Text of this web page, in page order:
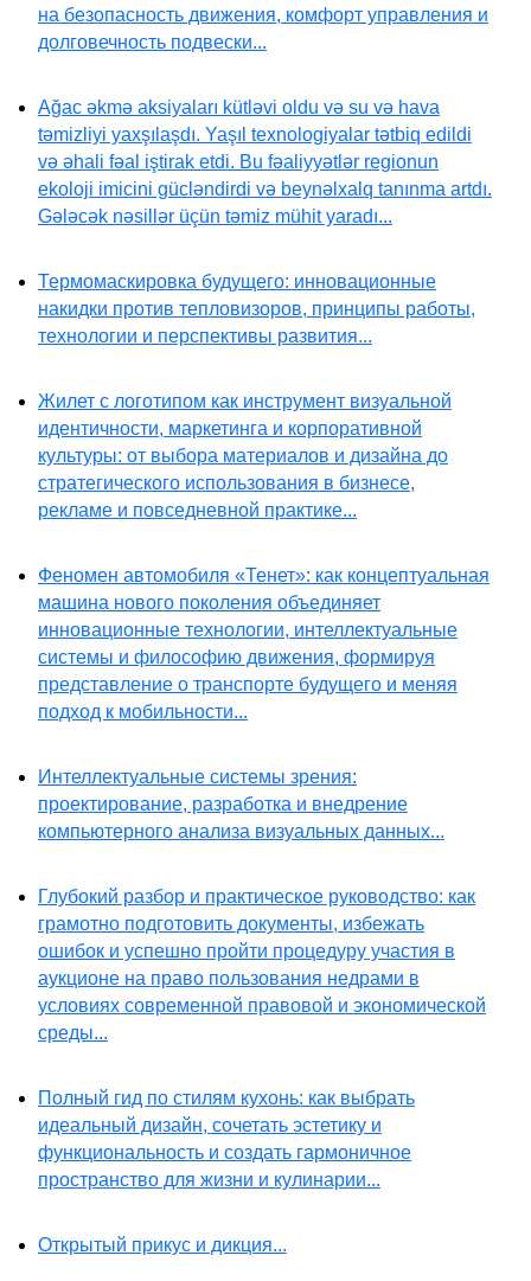
на безопасность движения, комфорт управления и
долговечность подвески...
Ağac əkmə aksiyaları kütləvi oldu və su və hava
təmizliyi yaxşılaşdı. Yaşıl texnologiyalar tətbiq edildi
və əhali fəal iştirak etdi. Bu fəaliyyətlər regionun
ekoloji imicini gücləndirdi və beynəlxalq tanınma artdı.
Gələcək nəsillər üçün təmiz mühit yaradı...
Термомаскировка будущего: инновационные
накидки против тепловизоров, принципы работы,
технологии и перспективы развития...
Жилет с логотипом как инструмент визуальной
идентичности, маркетинга и корпоративной
культуры: от выбора материалов и дизайна до
стратегического использования в бизнесе,
рекламе и повседневной практике...
Феномен автомобиля «Тенет»: как концептуальная
машина нового поколения объединяет
инновационные технологии, интеллектуальные
системы и философию движения, формируя
представление о транспорте будущего и меняя
подход к мобильности...
Интеллектуальные системы зрения:
проектирование, разработка и внедрение
компьютерного анализа визуальных данных...
Глубокий разбор и практическое руководство: как
грамотно подготовить документы, избежать
ошибок и успешно пройти процедуру участия в
аукционе на право пользования недрами в
условиях современной правовой и экономической
среды...
Полный гид по стилям кухонь: как выбрать
идеальный дизайн, сочетать эстетику и
функциональность и создать гармоничное
пространство для жизни и кулинарии...
Открытый прикус и дикция...